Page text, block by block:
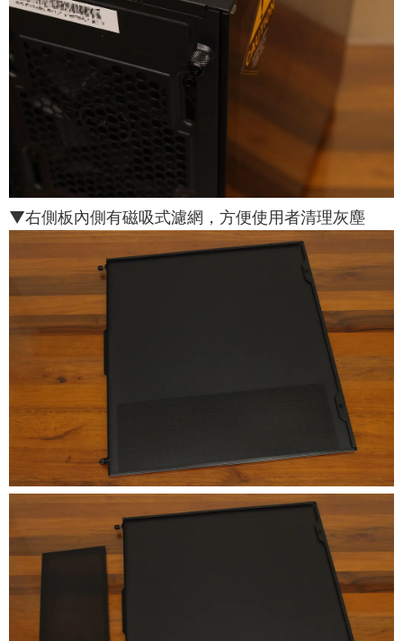
▼右側板內側有磁吸式濾網，方便使用者清理灰塵